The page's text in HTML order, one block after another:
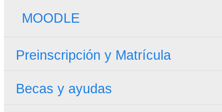
MOODLE
Preinscripción y Matrícula
Becas y ayudas